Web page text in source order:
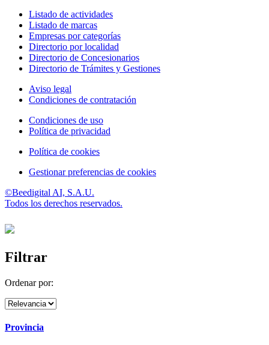
Listado de actividades
Listado de marcas
Empresas por categorías
Directorio por localidad
Directorio de Concesionarios
Directorio de Trámites y Gestiones
Aviso legal
Condiciones de contratación
Condiciones de uso
Política de privacidad
Política de cookies
Gestionar preferencias de cookies
©Beedigital AI, S.A.U.
Todos los derechos reservados.
Filtrar
Ordenar por:
Provincia